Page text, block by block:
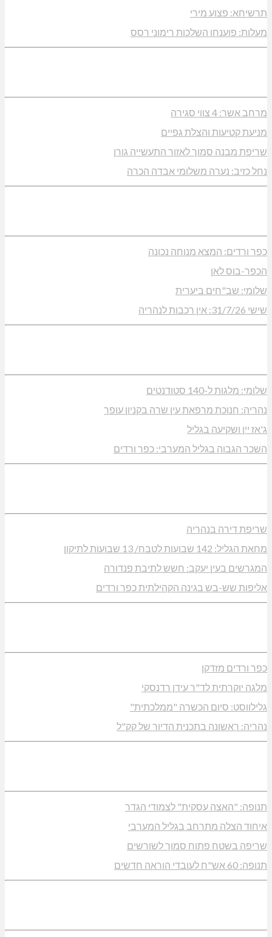
תרשיחא: פצוע מירי
מעלות: פוענחו השלכות רימוני רסס
מרחב אשר: 4 צווי סגירה
מניעת קטיעות והצלת גפיים
שריפת מבנה סמוך לאזור התעשייה גורן
נחל כזיב: נערה משלומי אבדה הכרה
כפר ורדים: המצא מנוחה נכונה
הכפר-בוס לאן
שלומי: שב"חים ביערית
שישי 31/7/26: אין רכבות לנהריה
שלומי: מלגות ל-140 סטודנטים
נהריה: חנוכת מרפאת עין שרה בקניון עופר
ג'אז יין ושקיעה בגליל
השכר הגבוה בגליל המערבי: כפר ורדים
שריפת דירה בנהריה
מחאת הגליל: 142 שבועות לטבח/ 13 שבועות לתיקון
המגרשים בעין יעקב: חשש לתיבת פנדורה
אליפות שש-בש בגינה הקהילתית כפר ורדים
כפר ורדים מזדקן
מלגה יוקרתית לד"ר עידן רדנסקי
גלילווסט: סיום הכשרה "ממלכתית"
נהריה: ראשונה בתכנית הדיור של קק"ל
תנופה: "האצה עסקית" לצמודי הגדר
איחוד הצלה מתרחב בגליל המערבי
שריפה בשטח פתוח סמוך לשורשים
תנופה: 60 אש"ח לעובדי הוראה חדשים